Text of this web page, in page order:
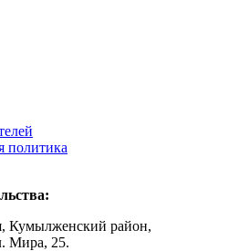
политика
Кумылженский район,
Мира, 25.